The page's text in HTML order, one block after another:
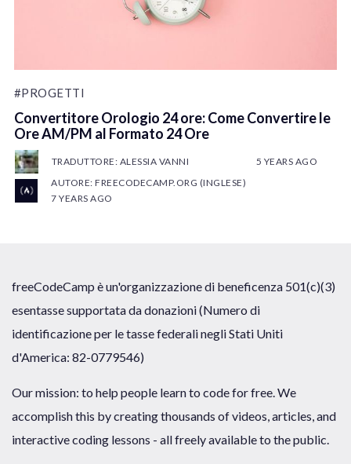
#PROGETTI
Convertitore Orologio 24 ore: Come Convertire le
Ore AM/PM al Formato 24 Ore
TRADUTTORE: ALESSIA VANNI
5 YEARS AGO
AUTORE: FREECODECAMP.ORG (INGLESE)
7 YEARS AGO
freeCodeCamp è un'organizzazione di beneficenza 501(c)(3)
esentasse supportata da donazioni (Numero di
identificazione per le tasse federali negli Stati Uniti
d'America: 82-0779546)
Our mission: to help people learn to code for free. We
accomplish this by creating thousands of videos, articles, and
interactive coding lessons - all freely available to the public.